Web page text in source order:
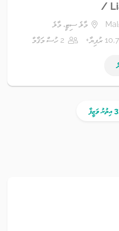
/
މާލެ ސިޓީ، މާލެ
ރުފިޔާ+ 2 ހުސް މަޤާމް